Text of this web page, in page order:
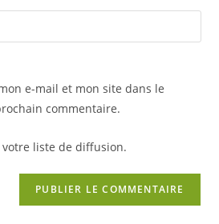
e-mail et mon site dans le
commentaire.
liste de diffusion.